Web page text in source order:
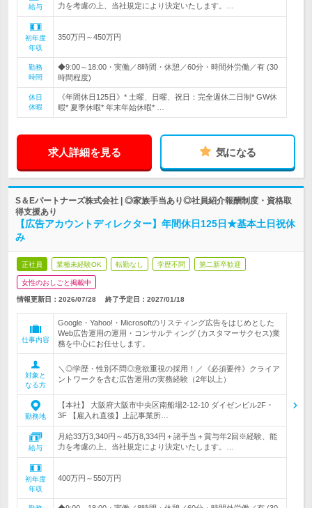
給与
力を考慮の上、当社規定により決定いたします。…
初年度
年収
350万円～450万円
勤務
時間
◆9:00～18:00・実働／8時間・休憩／60分・時間外労働／有 (30
時間程度)
休日
休暇
《年間休日125日》* 土曜、日曜、祝日：完全週休二日制* GW休
暇* 夏季休暇* 年末年始休暇* …
求人詳細を見る 気になる
S＆Eパートナーズ株式会社 | ◎家族手当あり◎社員紹介報酬制度・資格取
得支援あり
【広告アカウントディレクター】年間休日125日★基本土日祝休
み
正社員 業種未経験OK 転勤なし 学歴不問 第二新卒歓迎
女性のおしごと掲載中
情報更新日：2026/07/28 終了予定日： 2027/01/18
仕事内容
Google・Yahoo!・Microsoftのリスティング広告をはじめとした
Web広告運用の運用・コンサルティング (カスタマーサクセス)業
務を中心にお任せします。
対象と
なる方
＼◎学歴・性別不問◎意欲重視の採用！／《必須要件》クライア
ントワークを含む広告運用の実務経験（2年以上）
勤務地
【本社】 大阪府大阪市中央区南船場2-12-10 ダイゼンビル2F・
3F 【雇入れ直後】上記事業所…
給与
月給33万3,340円～45万8,334円＋諸手当＋賞与年2回※経験、能
力を考慮の上、当社規定により決定いたします。…
初年度
年収
400万円～550万円